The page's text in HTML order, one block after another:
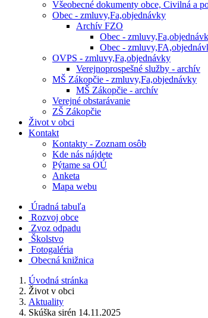
Všeobecné dokumenty obce, Civilná a
Obec - zmluvy,Fa,objednávky
Archív FZO
Obec -
Obec -
OVPS - zmluvy,Fa,objednávky
Verejnoprospešné služby - archív
MŠ Zákopčie - zmluvy,Fa,objednávky
MŠ Zákopčie - archív
Verejné obstarávanie
ZŠ Zákopčie
Život v obci
Kontakt
Kontakty - Zoznam osôb
Kde nás nájdete
Pýtame sa OÚ
Anketa
Mapa webu
Úradná tabuľa
Rozvoj obce
Zvoz odpadu
Školstvo
Fotogaléria
Obecná knižnica
Úvodná stránka
Život v obci
Aktuality
Skúška sirén 14.11.2025